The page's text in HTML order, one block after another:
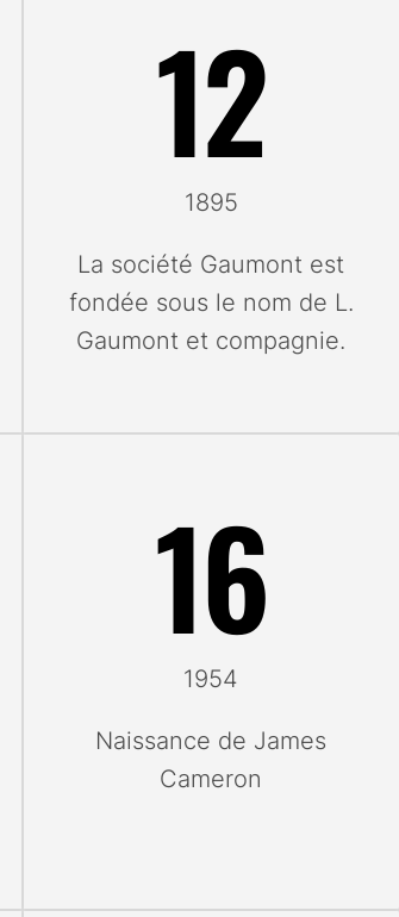
12
1895
La société Gaumont est
fondée sous le nom de L.
Gaumont et compagnie.
16
1954
Naissance de James
Cameron